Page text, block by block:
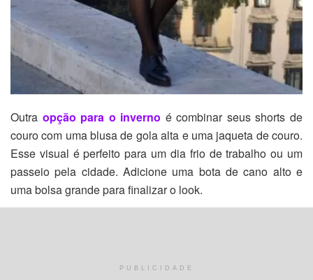
Outra opção para o inverno é combinar seus shorts de
couro com uma blusa de gola alta e uma jaqueta de couro.
Esse visual é perfeito para um dia frio de trabalho ou um
passeio pela cidade. Adicione uma bota de cano alto e
uma bolsa grande para finalizar o look.
PUBLICIDADE